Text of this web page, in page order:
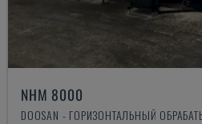
NHM 8000
DOOSAN - ГОРИЗОНТАЛЬНЫЙ